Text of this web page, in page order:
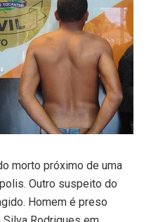
morto próximo de uma
Outro suspeito do
Homem é preso